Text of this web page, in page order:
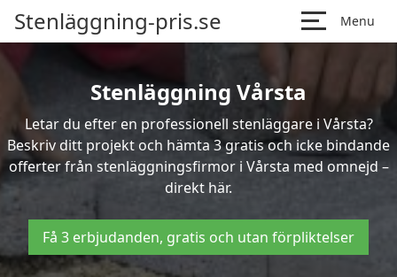
Stenläggning-pris.se Menu
Stenläggning Vårsta
Letar du efter en professionell stenläggare i Vårsta?
Beskriv ditt projekt och hämta 3 gratis och icke bindande
offerter från stenläggningsfirmor i Vårsta med omnejd –
direkt här.
Få 3 erbjudanden, gratis och utan förpliktelser